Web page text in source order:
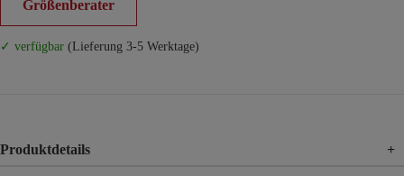
Größenberater
✓ verfügbar (Lieferung 3-5 Werktage)
Produktdetails +